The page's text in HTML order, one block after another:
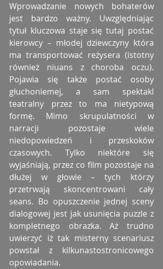
Wprowadzanie nowych bohaterów
jest bardzo ważny. Uwzględniając
tytuł kluczowa staje się tutaj postać
kierowcy – młodej dziewczyny która
ma transportować reżysera (istotny
również niuans z choroba oczu).
Pojawia się także postać osoby
głuchoniemej, a sam spektakl
teatralny przez to ma nietypową
formę. Mimo skrupulatności w
narracji pozostaje wiele
niedopowiedzeń i przeskoków
czasowych. Tylko niektóre się
wyjaśniają, przez co film pozostaje na
dłużej w głowie – tych którzy
przetrwają skoncentrowani cały
seans. Bo opuszczenie jednej sceny
dialogowej jest jak usunięcia puzzle z
kompletnego obrazka. Aż trudno
uwierzyć iż tak misterny scenariusz
powstał z kilkunastostronicowego
opowiadania.